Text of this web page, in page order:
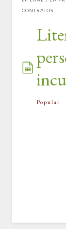
CONTRATOS
Popular